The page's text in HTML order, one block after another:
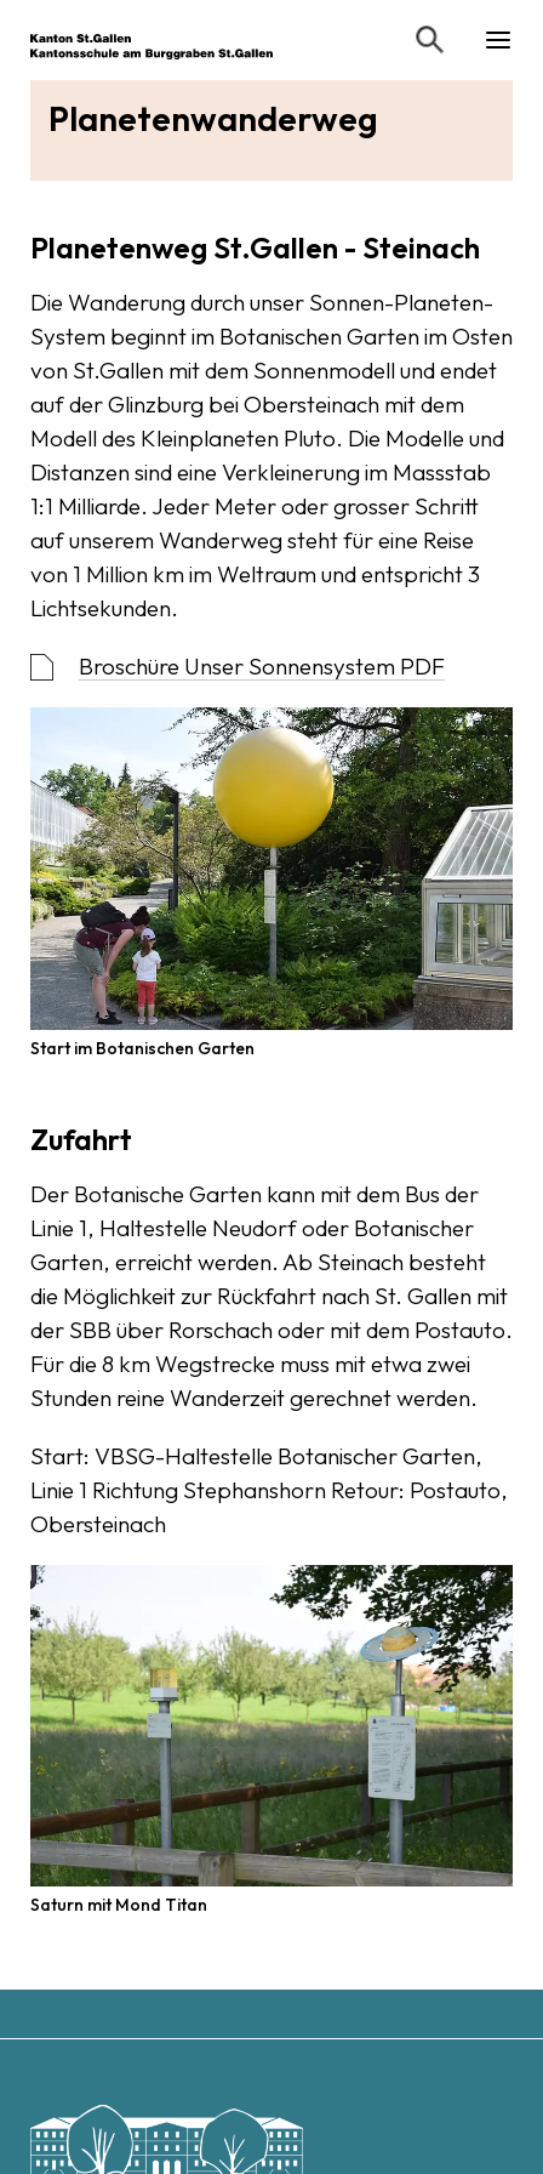
Planetenwanderweg
Start im Botanischen Garten
Planetenweg St.Gallen - Steinach
Die Wanderung durch unser Sonnen-Planeten-
System beginnt im Botanischen Garten im Osten
von St.Gallen mit dem Sonnenmodell und endet
auf der Glinzburg bei Obersteinach mit dem
Modell des Kleinplaneten Pluto. Die Modelle und
Distanzen sind eine Verkleinerung im Massstab
1:1 Milliarde. Jeder Meter oder grosser Schritt
auf unserem Wanderweg steht für eine Reise
von 1 Million km im Weltraum und entspricht 3
Lichtsekunden.
Broschüre Unser Sonnensystem PDF
Saturn mit Mond Titan
Zufahrt
Der Botanische Garten kann mit dem Bus der
Linie 1, Haltestelle Neudorf oder Botanischer
Garten, erreicht werden. Ab Steinach besteht
die Möglichkeit zur Rückfahrt nach St. Gallen mit
der SBB über Rorschach oder mit dem Postauto.
Für die 8 km Wegstrecke muss mit etwa zwei
Stunden reine Wanderzeit gerechnet werden.
Start: VBSG-Haltestelle Botanischer Garten,
Linie 1 Richtung Stephanshorn Retour: Postauto,
Obersteinach